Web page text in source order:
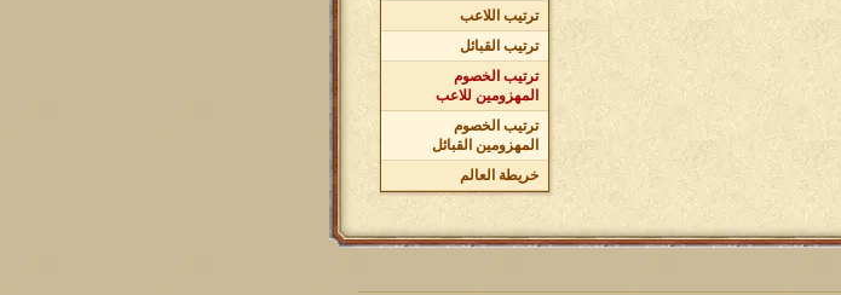
ترتيب اللاعب
ترتيب القبائل
ترتيب الخصوم
المهزومين للاعب
ترتيب الخصوم
المهزومين القبائل
خريطة العالم